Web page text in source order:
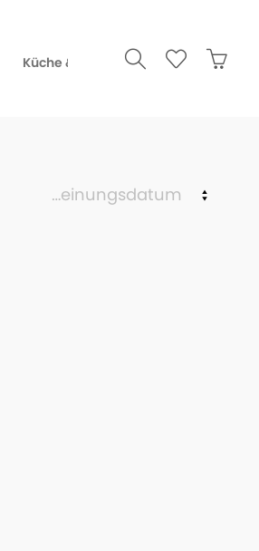
Küche & Gourmet